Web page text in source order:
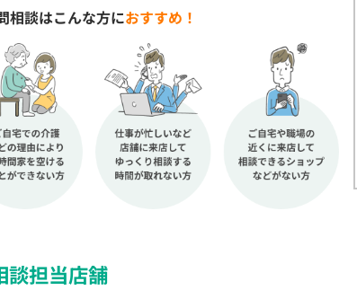
相談はこんな方におすすめ！
談担当店舗